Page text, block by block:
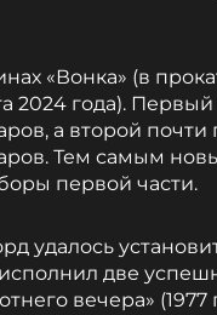
«Вонка» (в
2024 года).
а второй почти
Тем самым
первой части.
удалось
две
вечера» (1977